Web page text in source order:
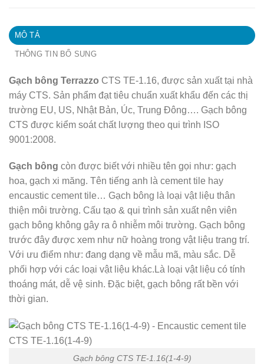
MÔ TẢ
THÔNG TIN BỔ SUNG
Gạch bông Terrazzo CTS TE-1.16, được sản xuất tại nhà
máy CTS. Sản phẩm đạt tiêu chuẩn xuất khẩu đến các thị
trường EU, US, Nhật Bản, Úc, Trung Đông…. Gạch bông
CTS được kiểm soát chất lượng theo qui trình ISO
9001:2008.
Gạch bông còn được biết với nhiều tên gọi như: gạch
hoa, gạch xi măng. Tên tiếng anh là cement tile hay
encaustic cement tile… Gạch bông là loại vật liệu thân
thiện môi trường. Cấu tạo & qui trình sản xuất nên viên
gạch bông không gây ra ô nhiễm môi trường. Gạch bông
trước đây được xem như nữ hoàng trong vật liệu trang trí.
Với ưu điểm như: đang dạng về mẫu mã, màu sắc. Dễ
phối hợp với các loại vật liệu khác.Là loại vật liệu có tính
thoáng mát, dễ vệ sinh. Đặc biệt, gạch bông rất bền với
thời gian.
Gạch bông CTS TE-1.16(1-4-9)